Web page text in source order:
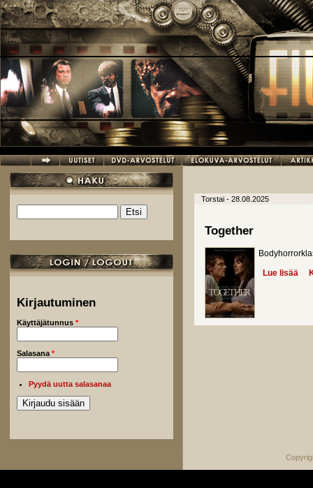
Hyppää pääsisältöön
Hakulomake
Kirjautuminen
Käyttäjätunnus *
Salasana *
Pyydä uutta salasanaa
Torstai - 28.08.2025
Together
Lue lisää